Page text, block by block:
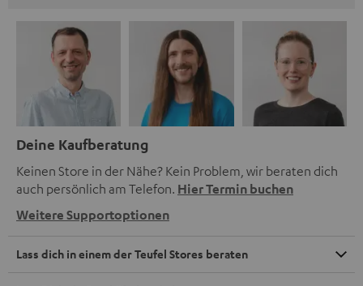
Deine Kaufberatung
Keinen Store in der Nähe? Kein Problem, wir beraten dich
auch persönlich am Telefon. Hier Termin buchen
Weitere Supportoptionen
Lass dich in einem der Teufel Stores beraten